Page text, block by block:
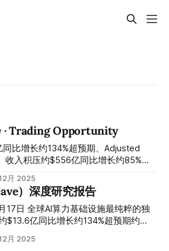
· Trading Opportunity
比增长约134%超预期、Adjusted
收入积压约$556亿同比增长约85%、
、OpenAI累计合同超约$220亿、
——Q3财报因第三方数据中心延误导
价从高点约$155急跌约46%至约
一份客户合同、没有减少积压订单一
告后依然以约$87.20增持约$20亿——
月 2025
）深度研究报告
最纯粹的独
$13.6亿同比增长约134%超预期约
约$8.44亿利润率约62%、收入积
85%、OpenAI合同扩展约$65亿累计
月 2025